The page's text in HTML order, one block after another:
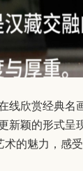
欣赏经典
颖的形式
的魅力，感